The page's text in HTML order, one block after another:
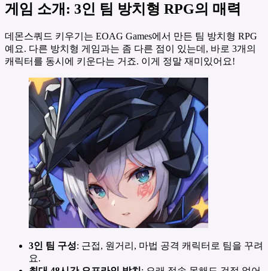
게임 소개: 3인 팀 방치형 RPG의 매력
데몬스쿼드 키우기는 EOAG Games에서 만든 팀 방치형 RPG
예요. 다른 방치형 게임과는 좀 다른 점이 있는데, 바로 3개의
캐릭터를 동시에 키운다는 거죠. 이게 정말 재미있어요!
3인 팀 구성: 근접, 원거리, 마법 공격 캐릭터로 팀을 꾸려
요.